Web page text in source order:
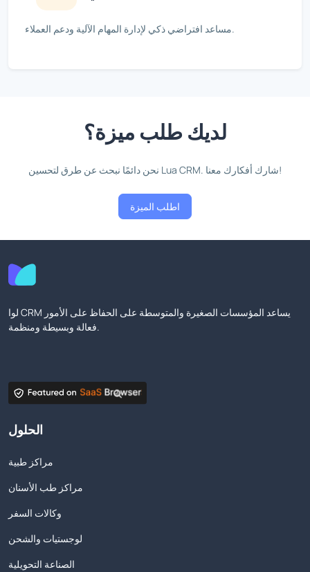
مساعد افتراضي ذكي لإدارة المهام الآلية ودعم العملاء.
لديك طلب ميزة؟
نحن دائمًا نبحث عن طرق لتحسين Lua CRM. شارك أفكارك معنا!
اطلب الميزة
لوا CRM يساعد المؤسسات الصغيرة والمتوسطة على الحفاظ على الأمور
فعالة وبسيطة ومنظمة.
الحلول
مراكز طبية
مراكز طب الأسنان
وكالات السفر
لوجستيات والشحن
الصناعة التحويلية